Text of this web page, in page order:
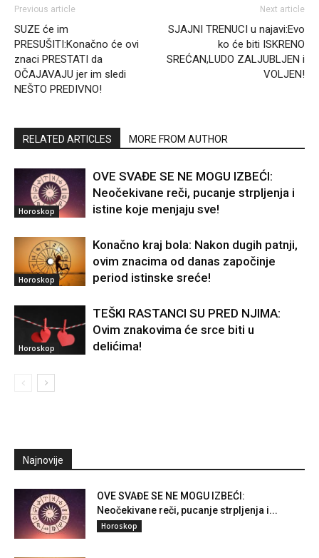
Previous article
SUZE će im
PRESUŠITI:Konačno će ovi
znaci PRESTATI da
OČAJAVAJU jer im sledi
NEŠTO PREDIVNO!
Next article
SJAJNI TRENUCI u najavi:Evo
ko će biti ISKRENO
SREĆAN,LUDO ZALJUBLJEN i
VOLJEN!
RELATED ARTICLES MORE FROM AUTHOR
Horoskop
OVE SVAĐE SE NE MOGU IZBEĆI:
Neočekivane reči, pucanje strpljenja i
istine koje menjaju sve!
Horoskop
Konačno kraj bola: Nakon dugih patnji,
ovim znacima od danas započinje
period istinske sreće!
Horoskop
TEŠKI RASTANCI SU PRED NJIMA:
Ovim znakovima će srce biti u
delićima!
Najnovije
OVE SVAĐE SE NE MOGU IZBEĆI:
Neočekivane reči, pucanje strpljenja i...
Horoskop